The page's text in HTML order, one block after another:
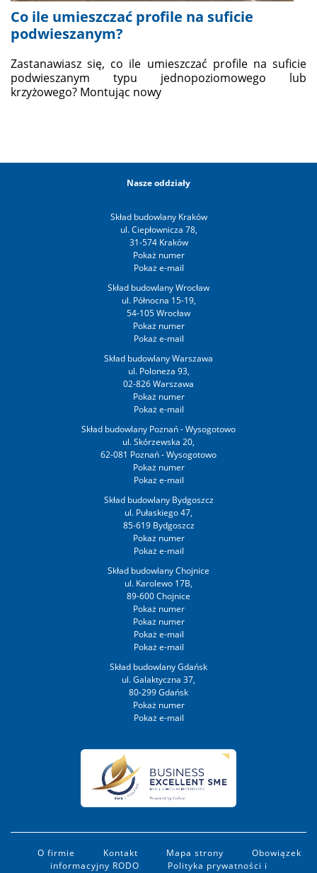
Co ile umieszczać profile na suficie
podwieszanym?
Zastanawiasz się, co ile umieszczać profile na suficie
podwieszanym typu jednopoziomowego lub
krzyżowego? Montując nowy
Nasze oddziały
Skład budowlany Kraków
ul. Ciepłownicza 78,
31-574 Kraków
Skład budowlany Wrocław
ul. Północna 15-19,
54-105 Wrocław
Skład budowlany Warszawa
ul. Poloneza 93,
02-826 Warszawa
Skład budowlany Poznań - Wysogotowo
ul. Skórzewska 20,
62-081 Poznań - Wysogotowo
Skład budowlany Bydgoszcz
ul. Pułaskiego 47,
85-619 Bydgoszcz
Skład budowlany Chojnice
ul. Karolewo 17B,
89-600 Chojnice
Skład budowlany Gdańsk
ul. Galaktyczna 37,
80-299 Gdańsk
O firmie Kontakt Mapa strony
Obowiązek
informacyjny RODO
Polityka prywatności i